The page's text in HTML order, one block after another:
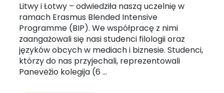
Litwy i Łotwy – odwiedziła naszą uczelnię w
ramach Erasmus Blended Intensive
Programme (BIP). We współpracę z nimi
zaangażowali się nasi studenci filologii oraz
języków obcych w mediach i biznesie. Studenci,
którzy do nas przyjechali, reprezentowali
Panevėžio kolegija (6 ...